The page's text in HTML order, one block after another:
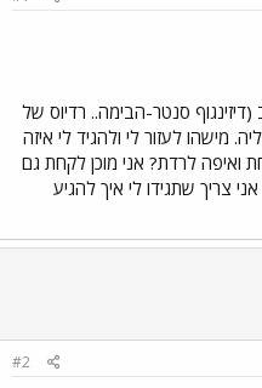
סנטר-הבימה.. רדיוס של
מישהו לעזור לי ולהגיד לי איזה
ואיפה לרדת? אני מוכן לקחת גם
צריך שתגידו לי איך להגיע
#2